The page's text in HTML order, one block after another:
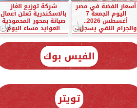
أسعار الفضة في مصر
اليوم الجمعة 7
أغسطس 2026..
والجرام النقي يسجل...
شركة توزيع الغاز
بالاسكندرية تعلن أعمال
صيانة بمحور المحمودية
العوايد مساء اليوم
الفيس بوك
تويتر